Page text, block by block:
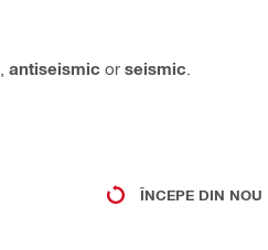
antiseismic or seismic
ÎNCEPE DIN NOU